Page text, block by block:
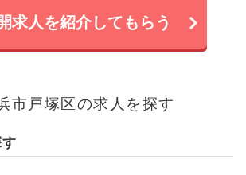
求人を紹介してもらう
市戸塚区の求人を探す